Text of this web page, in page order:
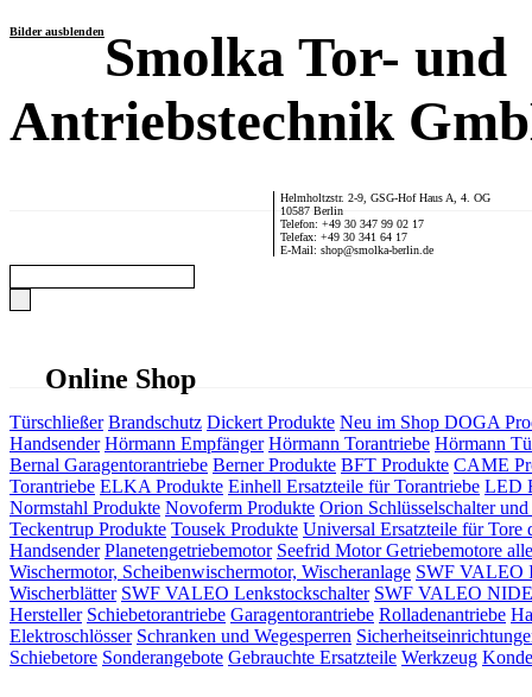
Bilder ausblendenSmolka Tor- und
Antriebstechnik
Helmholtzstr. 2-9, GSG-Hof Haus A, 4. OG
10587 Berlin
Telefon: +49 30 347 99 02 17
Telefax: +49 30 341 64 17
E-Mail: shop@smolka-berlin.de
Online Shop
Türschließer Brandschutz Dickert Produkte Neu im Shop DOGA
Handsender Hörmann Empfänger Hörmann Torantriebe Hörmann
Bernal Garagentorantriebe Berner Produkte BFT Produkte CAME
Torantriebe ELKA Produkte Einhell Ersatzteile für Torantriebe LED
Normstahl Produkte Novoferm Produkte Orion Schlüsselschalter und
Teckentrup Produkte Tousek Produkte Universal Ersatzteile für Tore
Handsender Planetengetriebemotor Seefrid Motor Getriebemotore
Wischermotor, Scheibenwischermotor, Wischeranlage SWF VALEO
Wischerblätter SWF VALEO Lenkstockschalter SWF VALEO
Hersteller Schiebetorantriebe Garagentorantriebe Rolladenantriebe
Elektroschlösser Schranken und Wegesperren
Schiebetore Sonderangebote Gebrauchte Ersatzteile Werkzeug